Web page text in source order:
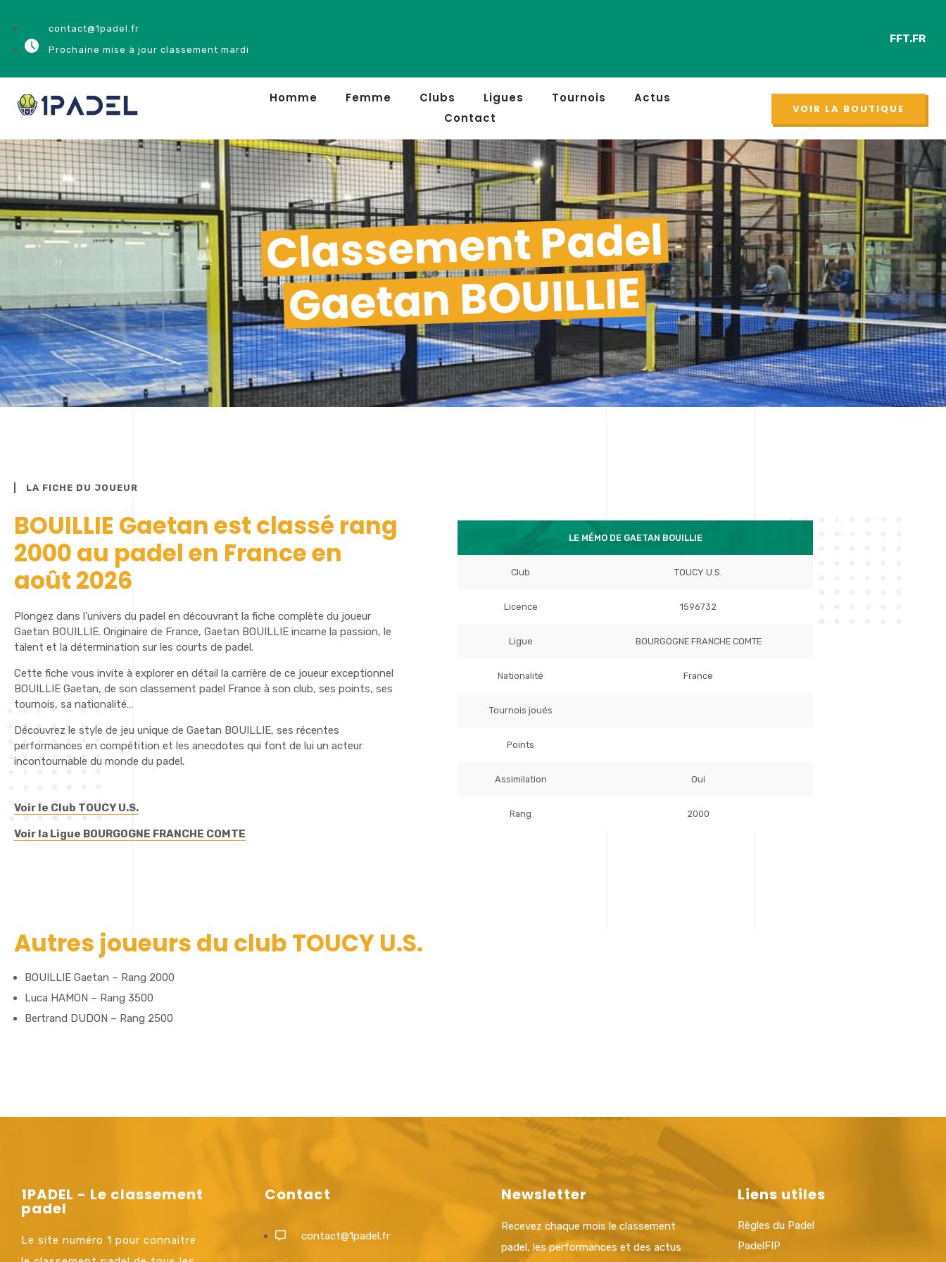
contact@1padel.fr
Prochaine mise à jour classement mardi
NOUVEAUFFT.FR
Homme Femme Clubs Ligues Tournois
Actus
Contact
VOIR LA BOUTIQUE
Classement Padel
Gaetan BOUILLIE
LA FICHE DU JOUEUR
BOUILLIE Gaetan est classé rang
2000 au padel en France en
août 2026
Plongez dans l’univers du padel en découvrant la fiche complète du joueur
Gaetan BOUILLIE. Originaire de France, Gaetan BOUILLIE incarne la passion, le
talent et la détermination sur les courts de padel.
Cette fiche vous invite à explorer en détail la carrière de ce joueur exceptionnel
BOUILLIE Gaetan, de son classement padel France à son club, ses points, ses
tournois, sa nationalité…
Découvrez le style de jeu unique de Gaetan BOUILLIE, ses récentes
performances en compétition et les anecdotes qui font de lui un acteur
incontournable du monde du padel.
Voir le Club TOUCY U.S.
Voir la Ligue BOURGOGNE FRANCHE COMTE
LE MÉMO DE GAETAN BOUILLIE
Club TOUCY U.S.
Licence 1596732
Ligue BOURGOGNE FRANCHE COMTE
Nationalité France
Tournois joués
Points
Assimilation Oui
Rang 2000
Autres joueurs du club TOUCY U.S.
BOUILLIE Gaetan – Rang 2000
Luca HAMON – Rang 3500
Bertrand DUDON – Rang 2500
1PADEL - Le classement
padel
Le site numéro 1 pour connaitre
Contact
contact@1padel.fr
Newsletter
Recevez chaque mois le classement
padel, les performances et des actus
Liens utiles
Règles du Padel
PadelFIP